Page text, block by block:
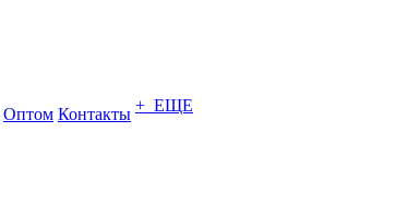
Оптом Контакты + ЕЩЕ